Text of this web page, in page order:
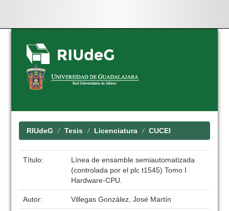
Skip
navigation
RIUdeG Tesis Licenciatura CUCEI
Título:
Línea de ensamble semiautomatizada
(controlada por el plc t1545) Tomo I
Hardware-CPU.
Autor: Villegas González, José Martín